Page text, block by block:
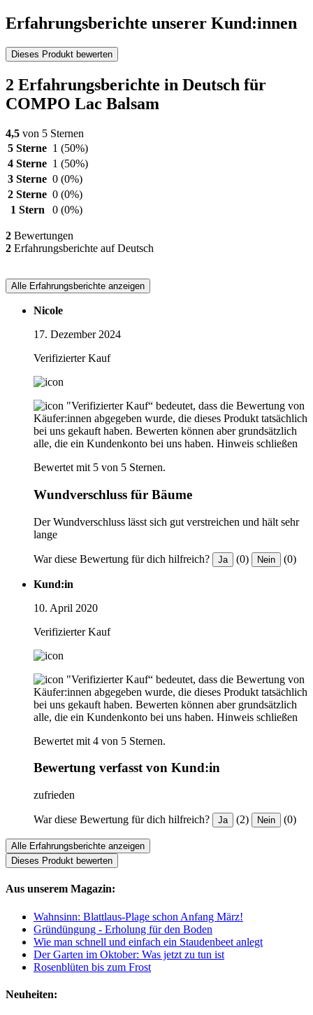
Erfahrungsberichte unserer Kund:innen
Dieses Produkt bewerten
2 Erfahrungsberichte in Deutsch für
COMPO Lac Balsam
4,5 von 5 Sternen
5 Sterne 1 (50%)
4 Sterne 1 (50%)
3 Sterne 0 (0%)
2 Sterne 0 (0%)
1 Stern
0 (0%)
2 Bewertungen
2 Erfahrungsberichte auf Deutsch
Alle Erfahrungsberichte anzeigen
Nicole
17. Dezember 2024
Verifizierter Kauf
"Verifizierter Kauf“ bedeutet, dass die Bewertung von
Käufer:innen abgegeben wurde, die dieses Produkt tatsächlich
bei uns gekauft haben. Bewerten können aber grundsätzlich
alle, die ein Kundenkonto bei uns haben. Hinweis schließen
Bewertet mit 5 von 5 Sternen.
Wundverschluss für Bäume
Der Wundverschluss lässt sich gut verstreichen und hält sehr
lange
War diese Bewertung für dich hilfreich? Ja (0) Nein (0)
Kund:in
10. April 2020
Verifizierter Kauf
"Verifizierter Kauf“ bedeutet, dass die Bewertung von
Käufer:innen abgegeben wurde, die dieses Produkt tatsächlich
bei uns gekauft haben. Bewerten können aber grundsätzlich
alle, die ein Kundenkonto bei uns haben. Hinweis schließen
Bewertet mit 4 von 5 Sternen.
Bewertung verfasst von Kund:in
zufrieden
War diese Bewertung für dich hilfreich? Ja (2) Nein (0)
Alle Erfahrungsberichte anzeigen
Dieses Produkt bewerten
Aus unserem Magazin:
Wahnsinn: Blattlaus-Plage schon Anfang März!
Gründüngung - Erholung für den Boden
Wie man schnell und einfach ein Staudenbeet anlegt
Der Garten im Oktober: Was jetzt zu tun ist
Rosenblüten bis zum Frost
Neuheiten: